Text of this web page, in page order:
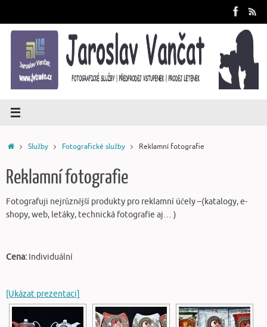
content
HomeSlužby Fotografické služby Reklamní fotografie
Reklamní fotografie
Fotografuji nejrůznější produkty pro reklamní účely –(katalogy, e-
shopy, web, letáky, technická fotografie aj… )
Cena: Individuální
[Ukázat prezentaci]